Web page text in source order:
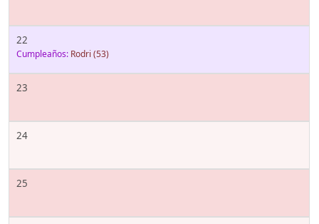
22
Cumpleaños: Rodri (53)
23
24
25